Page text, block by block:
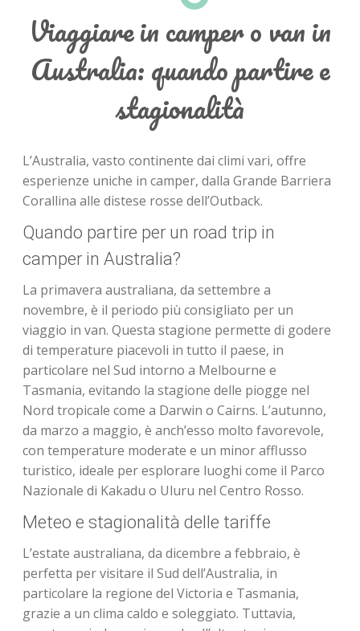
Viaggiare in camper o van in
Australia: quando partire e
stagionalità
L’Australia, vasto continente dai climi vari, offre
esperienze uniche in camper, dalla Grande Barriera
Corallina alle distese rosse dell’Outback.
Quando partire per un road trip in
camper in Australia?
La primavera australiana, da settembre a
novembre, è il periodo più consigliato per un
viaggio in van. Questa stagione permette di godere
di temperature piacevoli in tutto il paese, in
particolare nel Sud intorno a Melbourne e
Tasmania, evitando la stagione delle piogge nel
Nord tropicale come a Darwin o Cairns. L’autunno,
da marzo a maggio, è anch’esso molto favorevole,
con temperature moderate e un minor afflusso
turistico, ideale per esplorare luoghi come il Parco
Nazionale di Kakadu o Uluru nel Centro Rosso.
Meteo e stagionalità delle tariffe
L’estate australiana, da dicembre a febbraio, è
perfetta per visitare il Sud dell’Australia, in
particolare la regione del Victoria e Tasmania,
grazie a un clima caldo e soleggiato. Tuttavia,